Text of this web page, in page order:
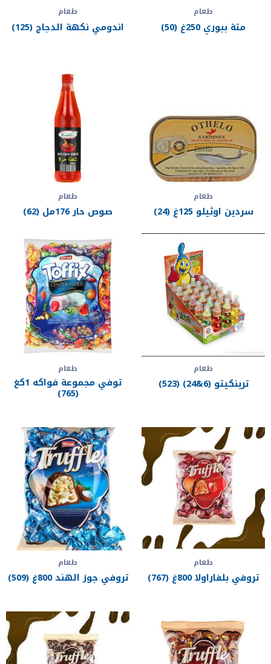
طعام
متة ببوري 250غ (50)
طعام
اندومي نكهة الدجاج (125)
طعام
سردين اوثيلو 125غ (24)
طعام
صوص حار 176مل (62)
طعام
ترينكيتو (6&24) (523)
طعام
توفي مجموعة فواكه 1كغ
(765)
طعام
تروفي بلفاراولا 800غ (767)
طعام
تروفي جوز الهند 800غ (509)